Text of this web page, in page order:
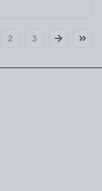
2 3